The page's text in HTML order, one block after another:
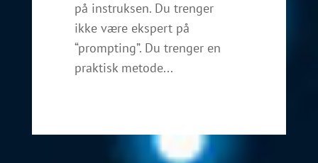
på instruksen. Du trenger
ikke være ekspert på
“prompting”. Du trenger en
praktisk metode...